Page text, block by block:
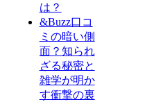
は？
&Buzz口コ
ミの暗い側
面？知られ
ざる秘密と
雑学が明か
す衝撃の裏